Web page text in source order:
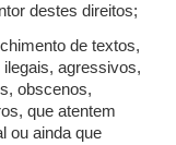
destes direitos;
de textos,
agressivos,
obscenos,
que atentem
ou ainda que